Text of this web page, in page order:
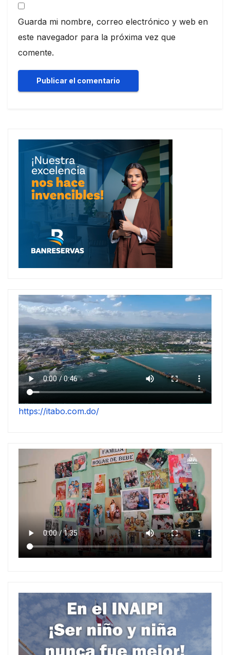
Guarda mi nombre, correo electrónico y web en
este navegador para la próxima vez que
comente.
https://itabo.com.do/